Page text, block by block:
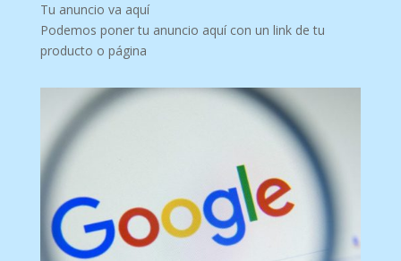
Tu anuncio va aquí
Podemos poner tu anuncio aquí con un link de tu
producto o página